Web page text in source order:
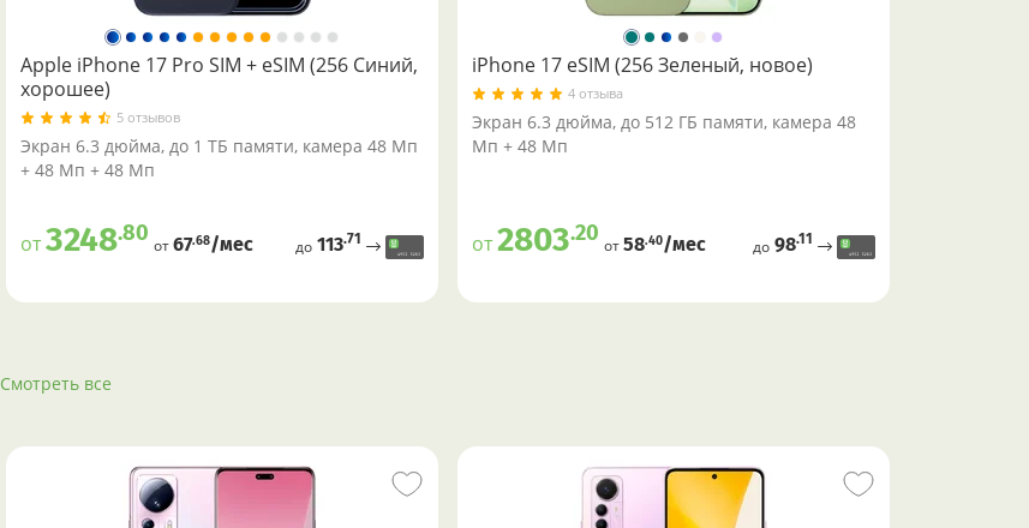
Apple iPhone 17 Pro SIM + eSIM (256 Синий,
хорошее)
5 отзывов
Экран 6.3 дюйма, до 1 ТБ памяти, камера 48 Мп
+ 48 Мп + 48 Мп
от3248.80 от67.68/меc до113.71
iPhone 17 eSIM (256 Зеленый, новое)
4 отзыва
Экран 6.3 дюйма, до 512 ГБ памяти, камера 48
Мп + 48 Мп
от2803.20 от58.40/меc до98.11
Смотреть все